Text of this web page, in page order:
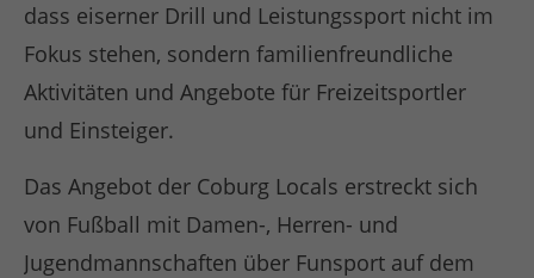
dass eiserner Drill und Leistungssport nicht im
Fokus stehen, sondern familienfreundliche
Aktivitäten und Angebote für Freizeitsportler
und Einsteiger.
Das Angebot der Coburg Locals erstreckt sich
von Fußball mit Damen-, Herren- und
Jugendmannschaften über Funsport auf dem